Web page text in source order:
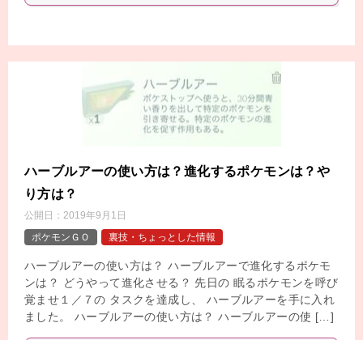
ハーブルアーの使い方は？進化するポケモンは？や
り方は？
公開日： 2019年9月1日
ポケモンＧＯ
裏技・ちょっとした情報
ハーブルアーの使い方は？ ハーブルアーで進化するポケモ
ンは？ どうやって進化させる？ 先日の 眠るポケモンを呼び
覚ませ１／７の タスクを達成し、 ハーブルアーを手に入れ
ました。 ハーブルアーの使い方は？ ハーブルアーの使 […]